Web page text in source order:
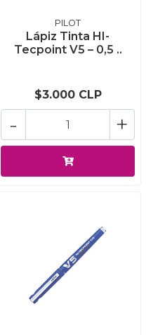
PILOT
Lápiz Tinta HI-
Tecpoint V5 – 0,5 ..
$3.000 CLP
+
-